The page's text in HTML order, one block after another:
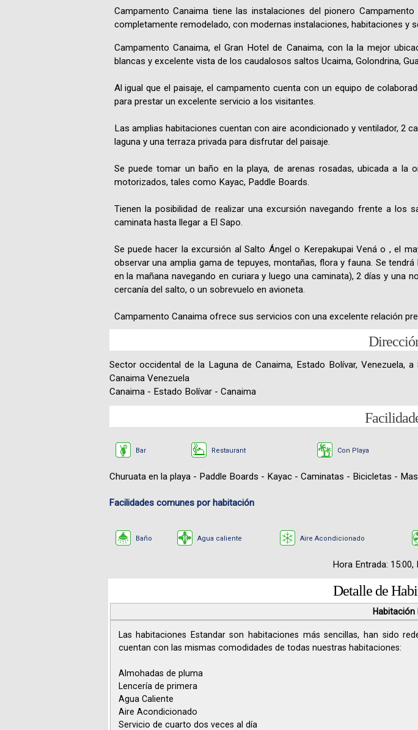
Campamento Canaima tiene las instalaciones del pionero
completamente remodelado, con modernas instalaciones, habitaciones y
Campamento Canaima, el Gran Hotel de Canaima, con la la mejor
blancas y excelente vista de los caudalosos saltos Ucaima, Golondrina,
Al igual que el paisaje, el campamento cuenta con un equipo de
para prestar un excelente servicio a los visitantes.
Las amplias habitaciones cuentan con aire acondicionado y ventilador, 2
laguna y una terraza privada para disfrutar del paisaje.
Se puede tomar un baño en la playa, de arenas rosadas, ubicada a
motorizados, tales como Kayac, Paddle Boards.
Tienen la posibilidad de realizar una excursión navegando frente a los
caminata hasta llegar a El Sapo.
Se puede hacer la excursión al Salto Ángel o Kerepakupai Vená o , el
observar una amplia gama de tepuyes, montañas, flora y fauna. Se
en la mañana navegando en curiara y luego una caminata), 2 días y una
cercanía del salto, o un sobrevuelo en avioneta.
Campamento Canaima ofrece sus servicios con una excelente relación
Sector occidental de la Laguna de Canaima, Estado Bolívar, Venezuela,
Canaima Venezuela
Canaima - Estado Bolívar - Canaima
Bar Restaurant Con Playa
Churuata en la playa - Paddle Boards - Kayac - Caminatas - Bicicletas -
Facilidades comunes por habitación
Baño Agua caliente Aire Acondicionado
Hora Entrada: 15:00,
Detalle de
Habitación
Las habitaciones Estandar son habitaciones más sencillas, han sido
cuentan con las mismas comodidades de todas nuestras habitaciones:
Almohadas de pluma
Lencería de primera
Agua Caliente
Aire Acondicionado
Servicio de cuarto dos veces al día